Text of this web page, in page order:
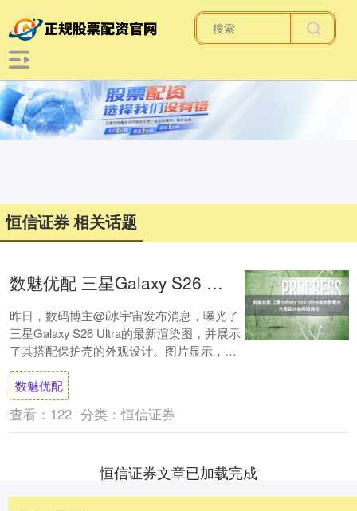
恒信证券 相关话题
数魅优配 三星Galaxy S26 Ultra渲染图曝光，外观设计趋向圆润化
昨日，数码博主@i冰宇宙发布消息，曝光了
三星Galaxy S26 Ultra的最新渲染图，并展示
了其搭配保护壳的外观设计。图片显示，新
机在外观细节上较前代S25....
数魅优配
查看： 122 分类：恒信证券
恒信证券文章已加载完成